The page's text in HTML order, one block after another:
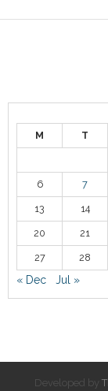
M T
6 7
13 14
20 21
27 28
« Dec Jul »
Developed by